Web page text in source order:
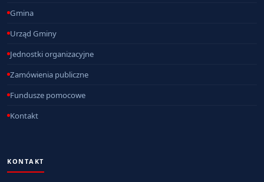
Gmina
Urząd Gminy
Jednostki organizacyjne
Zamówienia publiczne
Fundusze pomocowe
Kontakt
KONTAKT